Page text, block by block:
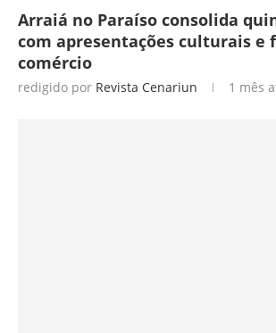
Arraiá no Paraíso consolida
com apresentações culturais e
comércio
redigido por Revista Cenariun 1 mês